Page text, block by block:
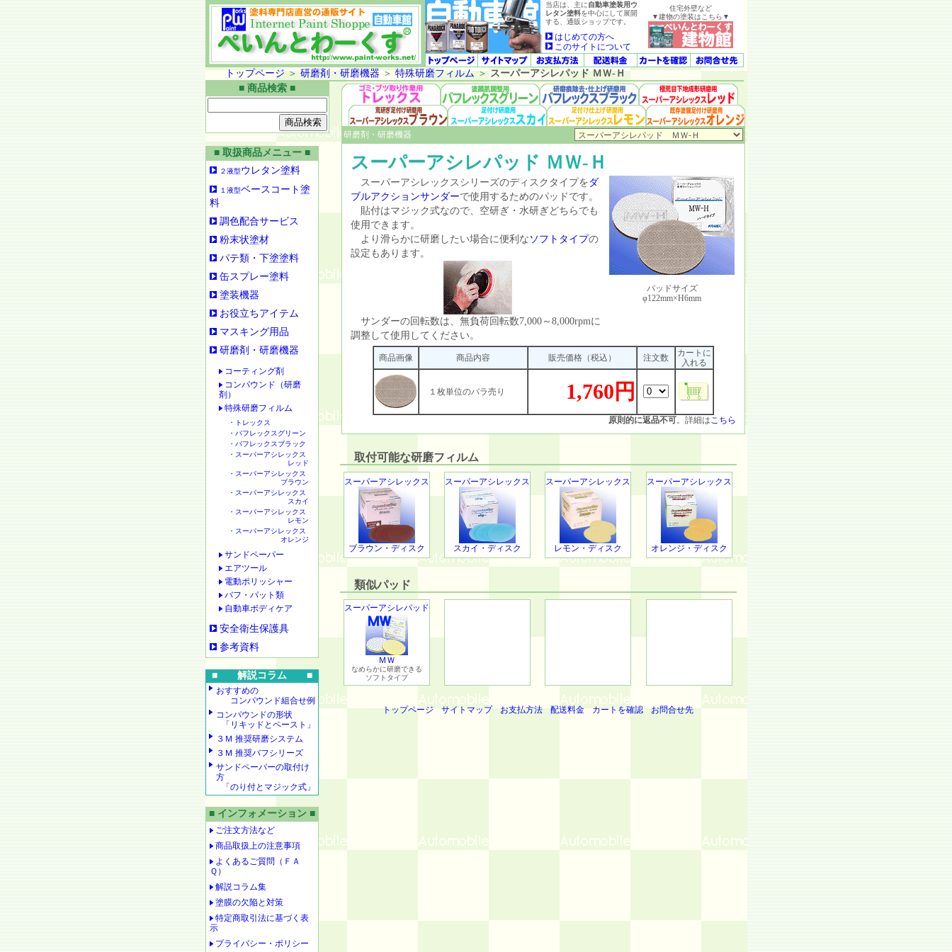
当店は、主に自動車塗装用ウ
レタン塗料を中心にして展開
する、通販ショップです。
はじめての方へ
このサイトについて
住宅外壁など
▼建物の塗装はこちら▼
トップページ ＞ 研磨剤・研磨機器 ＞ 特殊研磨フィルム ＞ スーパーアシレパッド ＭＷ-Ｈ
■ 商品検索 ■
■ 取扱商品メニュー ■
２液型ウレタン塗料
１液型ベースコート塗
料
調色配合サービス
粉末状塗材
パテ類・下塗塗料
缶スプレー塗料
塗装機器
お役立ちアイテム
マスキング用品
研磨剤・研磨機器
コーティング剤
コンパウンド（研磨
剤）
特殊研磨フィルム
・トレックス
・バフレックスグリーン
・バフレックスブラック
・スーパーアシレックス
レッド
・スーパーアシレックス
ブラウン
・スーパーアシレックス
スカイ
・スーパーアシレックス
レモン
・スーパーアシレックス
オレンジ
サンドペーパー
エアツール
電動ポリッシャー
バフ・パット類
自動車ボディケア
安全衛生保護具
参考資料
■ 解説コラム ■
おすすめの
コンパウンド組合せ例
コンパウンドの形状
「リキッドとペースト」
３Ｍ 推奨研磨システム
３Ｍ 推奨バフシリーズ
サンドペーパーの取付け
方
「のり付とマジック式」
■ インフォメーション ■
ご注文方法など
商品取扱上の注意事項
よくあるご質問（ＦＡ
Ｑ）
解説コラム集
塗膜の欠陥と対策
特定商取引法に基づく表
示
プライバシー・ポリシー
研磨剤・研磨機器
スーパーアシレパッド ＭＷ-Ｈ
スーパーアシレックスシリーズのディスクタイプを ダ
ブルアクションサンダーで使用するためのパッドです。
貼付はマジック式なので、空研ぎ・水研ぎどちらでも
使用できます。
より滑らかに研磨したい場合に便利な ソフトタイプの
設定もあります。
サンダーの回転数は、無負荷回転数7,000～8,000rpmに
調整して使用してください。
パッドサイズ
φ122mm×H6mm
商品画像 商品内容 販売価格（税込） 注文数
カートに
入れる
１枚単位のバラ売り 1,760円
原則的に返品不可。詳細はこちら
取付可能な研磨フィルム
スーパーアシレックス
ブラウン・ディスク
スーパーアシレックス
スカイ・ディスク
スーパーアシレックス
レモン・ディスク
スーパーアシレックス
オレンジ・ディスク
類似パッド
スーパーアシレパッド
ＭＷ
なめらかに研磨できる
ソフトタイプ
トップページ サイトマップ お支払方法 配送料金 カートを確認 お問合せ先